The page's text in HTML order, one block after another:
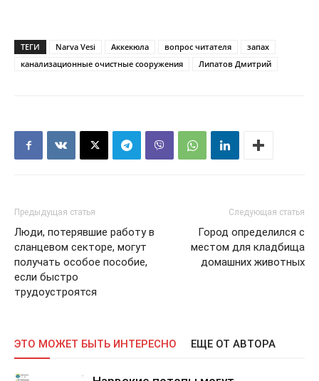
ТЕГИ Narva Vesi Аккекюла вопрос читателя
запах
канализационные очистные сооружения
Липатов Дмитрий
Предыдущая статья
Люди, потерявшие работу в
сланцевом секторе, могут
получать особое пособие,
если быстро
трудоустроятся
Следующая статья
Город определился с
местом для кладбища
домашних животных
ЭТО МОЖЕТ БЫТЬ ИНТЕРЕСНО ЕЩЕ ОТ АВТОРА